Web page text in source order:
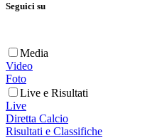
Seguici su
Media
Video
Foto
Live e Risultati
Live
Diretta Calcio
Risultati e Classifiche